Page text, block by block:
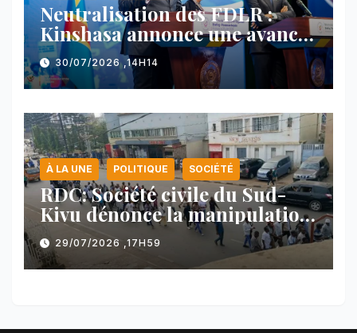
Neutralisation des FDLR :
Kinshasa annonce une avancée
majeure et maintient sa ligne
face au Rwanda
30/07/2026 ,14H14
À LA UNE POLITIQUE SOCIÉTÉ
RDC: Société civile du Sud-
Kivu dénonce la manipulation
des manifestations par
l’AFC/M23
29/07/2026 ,17H59